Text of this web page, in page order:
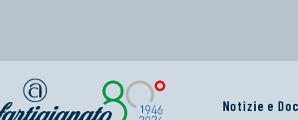
Notizie e